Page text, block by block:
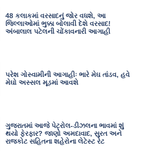
48 કલાકમાં વરસાદનું જોર વધશે, આ
જિલ્લાઓમાં ભુક્કા બોલાવી દેશે વરસાદ!
અંબાલાલ પટેલની ચોંકાવનારી આગાહી
પરેશ ગોસ્વામીની આગાહીઃ ભારે મેઘ તાંડવ, હવે
મેઘો અસ્સલ મૂડમાં આવશે
ગુજરાતમાં આજે પેટ્રોલ-ડીઝલના ભાવમાં શું
થયો ફેરફાર? જાણો અમદાવાદ, સુરત અને
રાજકોટ સહિતના શહેરોના લેટેસ્ટ રેટ